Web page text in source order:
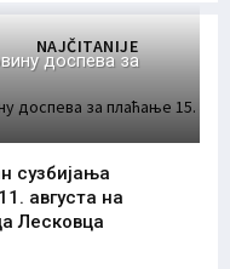
NAJČITANIJE
доспева за
сузбијања
августа на
Лесковца